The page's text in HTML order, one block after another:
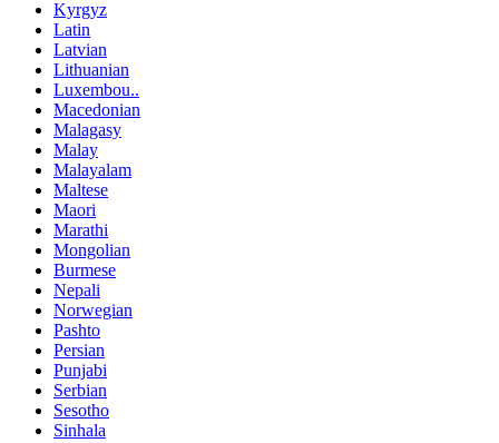
Kyrgyz
Latin
Latvian
Lithuanian
Luxembou..
Macedonian
Malagasy
Malay
Malayalam
Maltese
Maori
Marathi
Mongolian
Burmese
Nepali
Norwegian
Pashto
Persian
Punjabi
Serbian
Sesotho
Sinhala